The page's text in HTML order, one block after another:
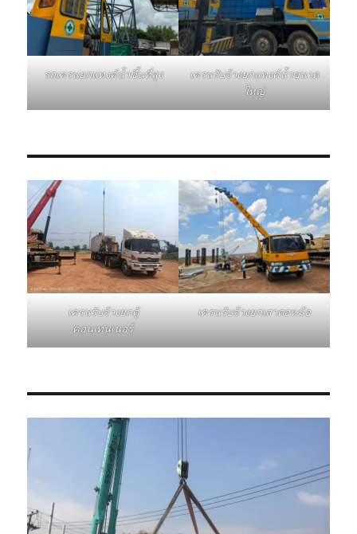
รถเครนยกแทงค์น้ำขึ้นที่สูง
เครนรับจ้างยกแทงค์น้ำขนาด
ใหญ่
เครนรับจ้างยกตู้
คอนเทนเนอร์
เครนรับจ้างยกเสาตอหม้อ